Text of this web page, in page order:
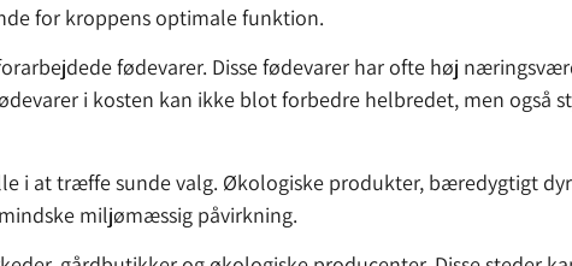
for kroppens optimale funktion.
fødevarer. Disse fødevarer har ofte høj
i kosten kan ikke blot forbedre helbredet, men også
i at træffe sunde valg. Økologiske produkter, bæredygtigt
miljømæssig påvirkning.